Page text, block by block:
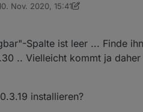
so aus bei dir?
Nov. 2020, 15:41
von Snapergy11. Okt. 2020, 16:41
Spalte ist leer ... Finde
.. Vielleicht kommt ja
installieren?